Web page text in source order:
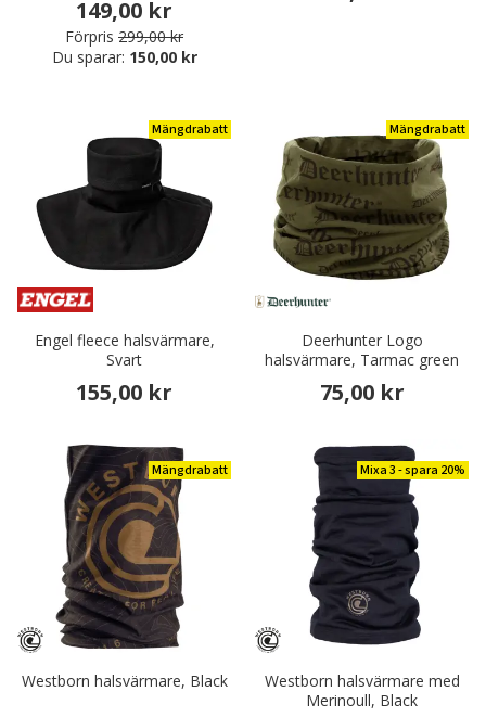
149,00 kr
Förpris 299,00 kr
Du sparar: 150,00 kr
Mängdrabatt
Engel fleece halsvärmare,
Svart
155,00 kr
Mängdrabatt
Deerhunter Logo
halsvärmare, Tarmac green
75,00 kr
Mängdrabatt
Westborn halsvärmare, Black
Mixa 3 - spara 20%
Westborn halsvärmare med
Merinoull, Black